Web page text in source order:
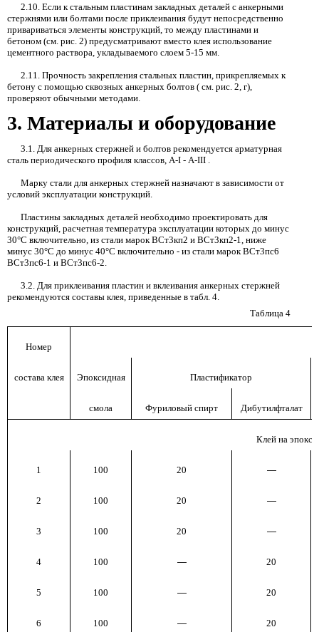
2.10. Если к стальным пластинам закладных деталей с анкерными
стержнями или болтами после приклеивания будут непосредственно
привариваться элементы конструкций, то между пластинами и
бетоном (см. рис. 2) предусматривают вместо клея использование
цементного раствора, укладываемого слоем 5-15 мм.
2.11. Прочность закрепления стальных пластин, прикрепляемых к
бетону с помощью сквозных анкерных болтов ( см. рис. 2, г)
проверяют обычными методами.
3. Материалы и оборудование
3.1.
Для анкерных стержней и болтов рекомендуется арматурная
сталь периодического профиля классов А-I - А-III
Марку стали для анкерных стержней назначают в зависимости от
условий эксплуатации конструкций.
Пластины закладных деталей необходимо проектировать для
конструкций, расчетная температура эксплуатации которых до минус
30°С включительно из стали марок ВСт3кп2 и ВСт3кп2-1, ниже
минус 30°С до минус 40°С включительно - из стали марок ВСт3пс6
ВСт3пс6-1 и ВСт3пс6-2.
3.2. Для приклеивания пластин и вклеивания анкерных стержней
рекомендуются составы клея, приведенные в табл. 4.
Таблица 4
Номер
состава клея Эпоксидная Пластификатор
смола Фуриловый спирт Дибутилфталат
Клей на
1 100 20 —
2 100 20 —
3 100 20 —
4 100 — 20
5 100 — 20
6 100 — 20